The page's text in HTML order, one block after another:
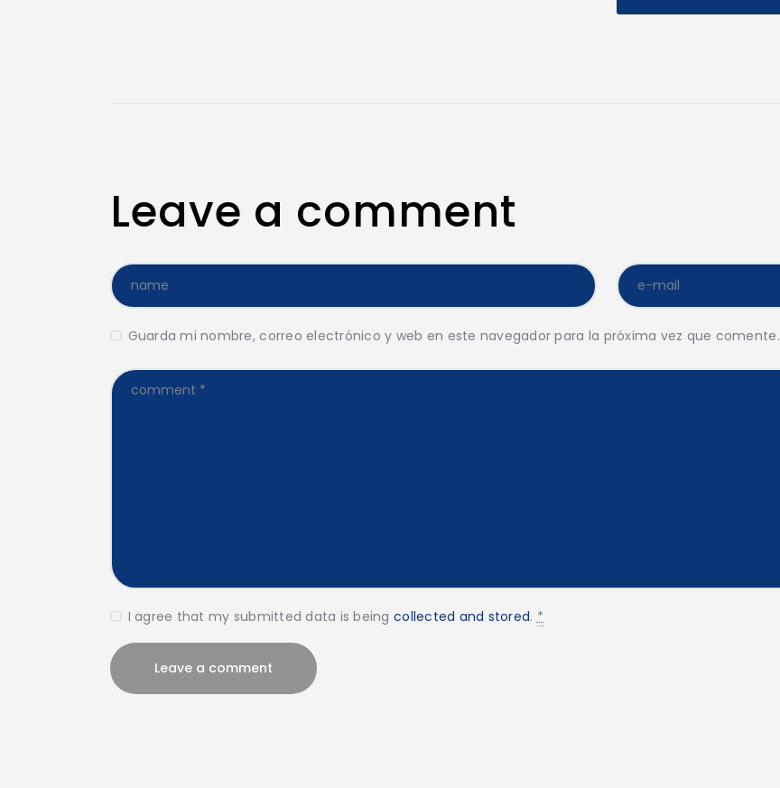
Leave a comment
Guarda mi nombre, correo electrónico y web en este navegador para la próxima vez que comente.
I agree that my submitted data is being collected and stored. *